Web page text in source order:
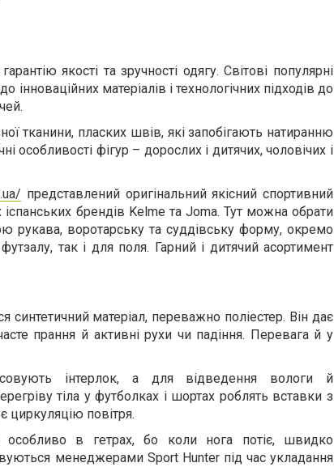
якості та зручності одягу. Світові популярні
матеріалів і технологічних підходів до
тканини, пласких швів, які запобігають натиранню
особливості фігур – дорослих і дитячих, чоловічих і
представлений оригінальний якісний спортивний
брендів Kelme та Joma. Тут можна обрати
рукава, воротарську та суддівську форму, окремо
так і для поля. Гарний і дитячий асортимент
матеріал, переважно поліестер. Він дає
прання й активні рухи чи падіння. Перевага й у
інтерлок, а для відведення вологи й
тіла у футболках і шортах роблять вставки з
циркуляцію повітря.
особливо в гетрах, бо коли нога потіє, швидко
менеджерами Sport Hunter під час укладання